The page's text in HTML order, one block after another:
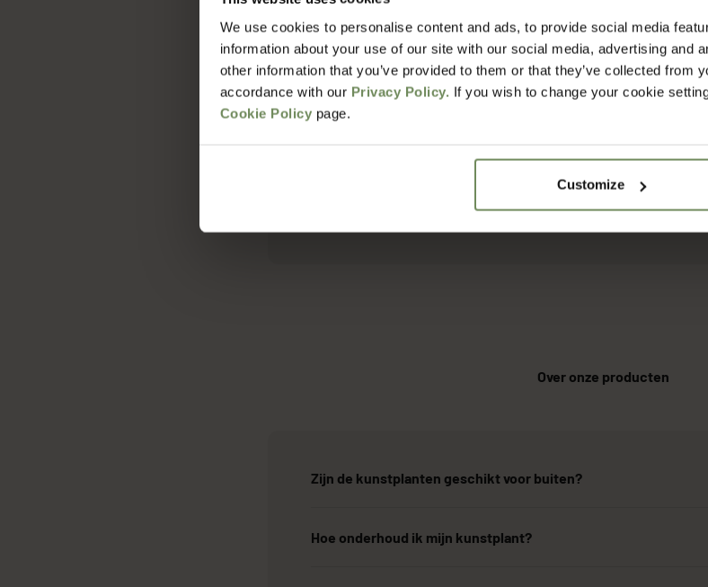
We use cookies to personalise content and ads, to provide social media
information about your use of our site with our social media, advertising and
other information that you’ve provided to them or that they’ve collected from
accordance with our Privacy Policy. If you wish to change your cookie
Cookie Policy page.
Customize
Hoe lang duur het voordat ik mijn bestelling ontvang?
Wat zijn de verzendkosten?
Met welke bezorgdienst werken jullie?
Hoe zit het met retourneren?
Over onze producten
Zijn de kunstplanten geschikt voor buiten?
Hoe onderhoud ik mijn kunstplant?